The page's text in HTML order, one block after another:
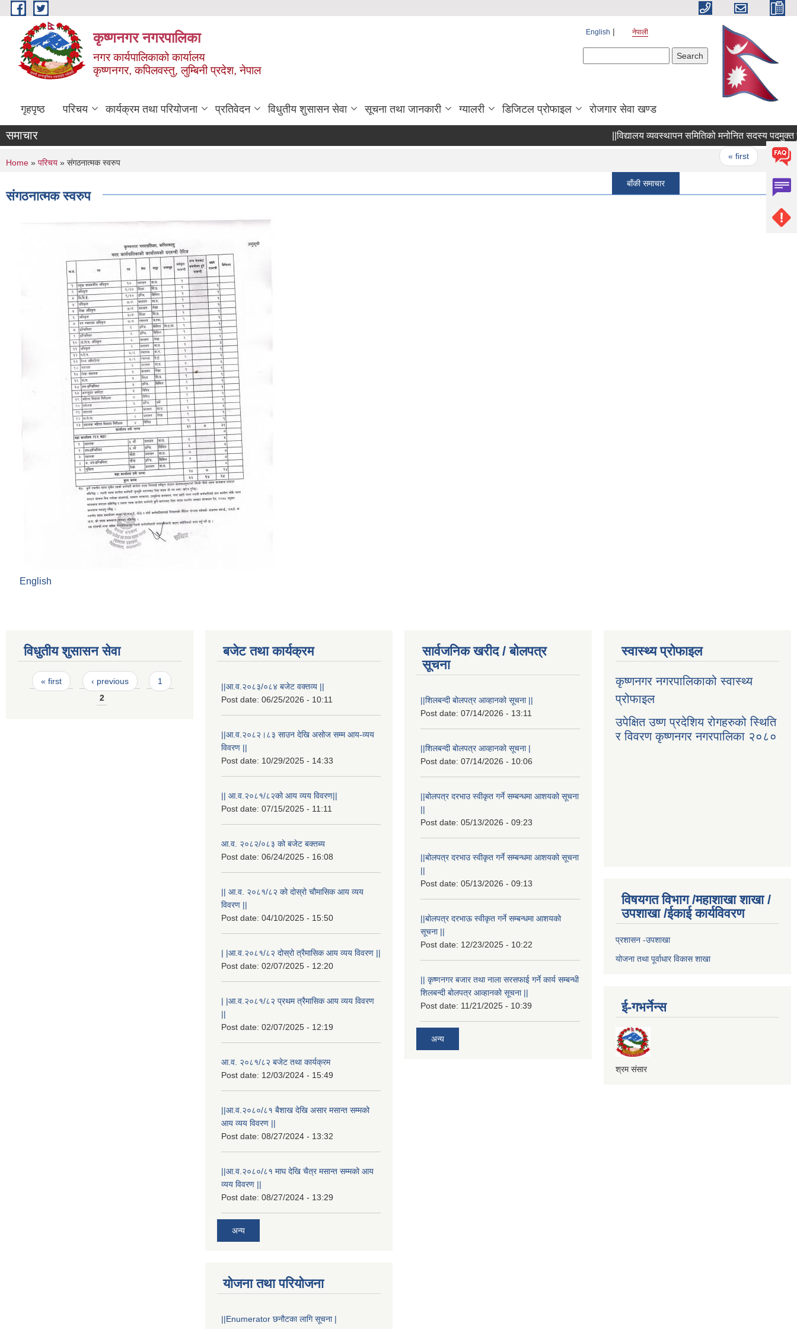
Skip to main content
कृष्णनगर नगरपालिका
नगर कार्यपालिकाको कार्यालय
कृष्णनगर, कपिलवस्तु, लुम्बिनी प्रदेश, नेपाल
English नेपाली
गृहपृष्ठ परिचय कार्यक्रम तथा परियोजना प्रतिवेदन विधुतीय शुसासन सेवा सूचना तथा जानकारी ग्यालरी डिजिटल प्रोफाइल रोजगार सेवा खण्ड
समाचार ||विद्यालय व्यवस्थापन समितिको मनोनित सदस्य पदमुक्त हुने
« first ‹
बाँकी समाचार
You are here
Home » परिचय » संगठनात्मक स्वरुप
संगठनात्मक स्वरुप
English
विधुतीय शुसासन सेवा
Pages
« first ‹ previous
1
2
बजेट तथा कार्यक्रम
||आ.व.२०८३/०८४ बजेट वक्तव्य ||
Post date: 06/25/2026 - 10:11
||आ.व.२०८२।८३ साउन देखि असोज सम्म आय-व्यय
विवरण ||
Post date: 10/29/2025 - 14:33
|| आ.व.२०८१/८२को आय व्यय विवरण||
Post date: 07/15/2025 - 11:11
आ.व. २०८२/०८३ को बजेट बक्तब्य
Post date: 06/24/2025 - 16:08
|| आ.व. २०८१/८२ को दोस्रो चौमासिक आय व्यय
विवरण ||
Post date: 04/10/2025 - 15:50
| |आ.व.२०८१/८२ दोस्रो त्रैमासिक आय व्यय विवरण ||
Post date: 02/07/2025 - 12:20
| |आ.व.२०८१/८२ प्रथम त्रैमासिक आय व्यय विवरण
||
Post date: 02/07/2025 - 12:19
आ.व. २०८१/८२ बजेट तथा कार्यक्रम
Post date: 12/03/2024 - 15:49
||आ.व.२०८०/८१ बैशाख देखि असार मसान्त सम्मको
आय व्यय विवरण ||
Post date: 08/27/2024 - 13:32
||आ.व.२०८०/८१ माघ देखि चैत्र मसान्त सम्मको आय
व्यय विवरण ||
Post date: 08/27/2024 - 13:29
अन्य
योजना तथा परियोजना
||Enumerator छनौटका लागि सूचना |
सार्वजनिक खरीद / बोलपत्र
सूचना
||शिलबन्दी बोलपत्र आव्हानको सूचना ||
Post date: 07/14/2026 - 13:11
||शिलबन्दी बोलपत्र आव्हानको सूचना |
Post date: 07/14/2026 - 10:06
||बोलपत्र दरभाउ स्वीकृत गर्ने सम्बन्धमा आशयको सूचना
||
Post date: 05/13/2026 - 09:23
||बोलपत्र दरभाउ स्वीकृत गर्ने सम्बन्धमा आशयको सूचना
||
Post date: 05/13/2026 - 09:13
||बोलपत्र दरभाऊ स्वीकृत गर्ने सम्बन्धमा आशयको
सूचना ||
Post date: 12/23/2025 - 10:22
|| कृष्णनगर बजार तथा नाला सरसफाई गर्ने कार्य सम्बन्धी
शिलबन्दी बोलपत्र आव्हानको सूचना ||
Post date: 11/21/2025 - 10:39
अन्य
स्वास्थ्य प्रोफाइल
कृष्णनगर नगरपालिकाको स्वास्थ्य
प्रोफाइल
उपेक्षित उष्ण प्रदेशिय रोगहरुको स्थिति
र विवरण कृष्णनगर नगरपालिका २०८०
विषयगत विभाग /महाशाखा शाखा /
उपशाखा /ईकाई कार्यविवरण
प्रशासन -उपशाखा
योजना तथा पूर्वाधार विकास शाखा
ई-गभर्नेन्स
श्रम संसार